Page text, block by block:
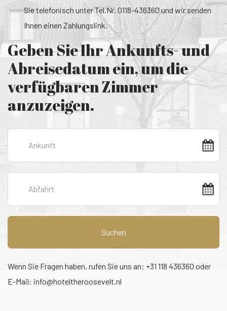
Sie telefonisch unter Tel.Nr. 0118-436360 und wir senden
Ihnen einen Zahlungslink.
Geben Sie Ihr Ankunfts- und
Abreisedatum ein, um die
verfügbaren Zimmer
anzuzeigen.
Suchen
Wenn Sie Fragen haben, rufen Sie uns an: +31 118 436360 oder
E-Mail: info@hoteltheroosevelt.nl